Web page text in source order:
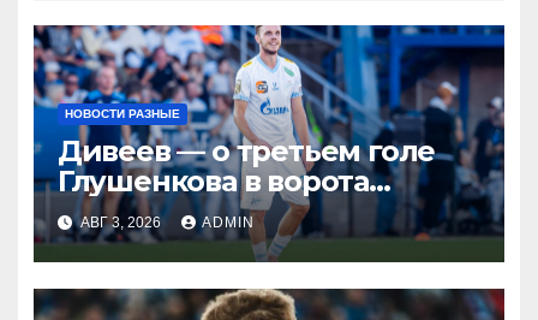
НОВОСТИ РАЗНЫЕ
Дивеев — о третьем голе
Глушенкова в ворота
«Оренбурга»: «Напомнил
Джону Джону, что
наигрывали в такой
ситуации»
АВГ 3, 2026 ADMIN